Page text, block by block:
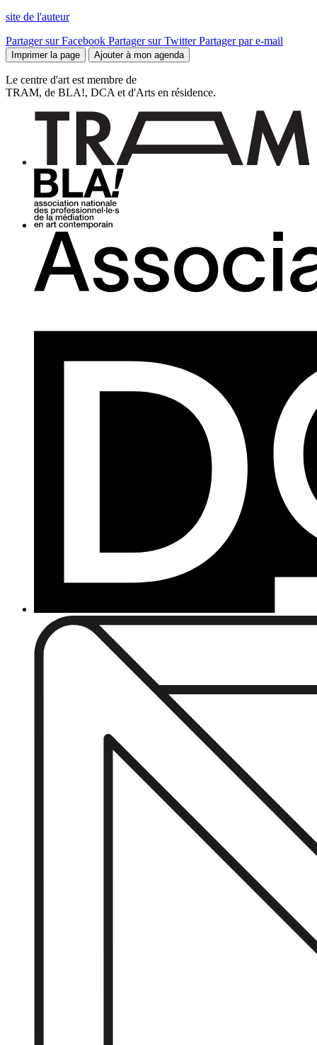
site de l'auteur
Partager sur Facebook Partager sur Twitter Partager par e-mail
Imprimer la page Ajouter à mon agenda
Le centre d'art est membre de
TRAM, de BLA!, DCA et d'Arts en résidence.